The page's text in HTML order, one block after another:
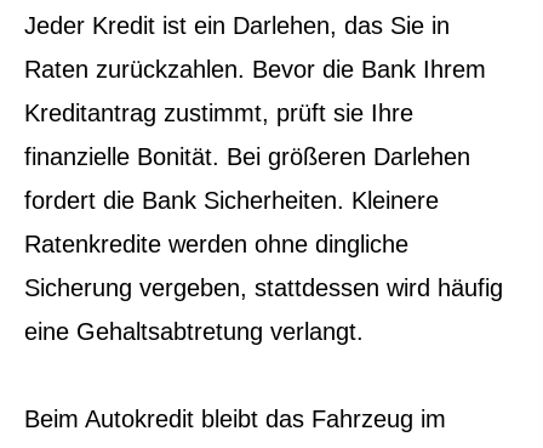
Jeder Kredit ist ein Darlehen, das Sie in
Raten zurückzahlen. Bevor die Bank Ihrem
Kreditantrag zustimmt, prüft sie Ihre
finanzielle Bonität. Bei größeren Darlehen
fordert die Bank Sicherheiten. Kleinere
Ratenkredite werden ohne dingliche
Sicherung vergeben, stattdessen wird häufig
eine Gehaltsabtretung verlangt.
Beim Autokredit bleibt das Fahrzeug im